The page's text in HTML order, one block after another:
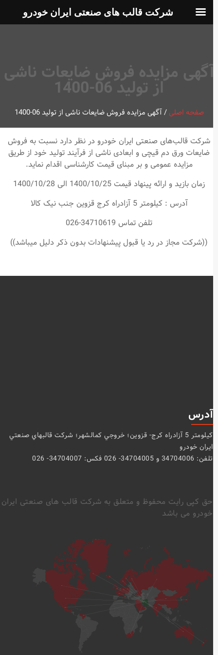
مزایده فروش ضایعات ناشی
از تولید 06-1400
صفحه اصلی/آگهی مزایده فروش ضایعات ناشی از تولید 06-1400
شرکت قالب‌های صنعتی ایران خودرو در نظر دارد نسبت به فروش
ضایعات ورق دم قیچی و ابعادی ناشی از فرآیند تولید خود از طریق
مزایده عمومی و بر مبنای قیمت کارشناسی اقدام نماید.
زمان بازید و ارائه پینهاد قیمت 1400/10/25 الی 1400/10/28
آدرس : کیلومتر 5 آزادراه کرج قزوین جنب نیک کالا
تلفن تماس 34710619-026
((شرکت مجاز در رد یا قبول پیشنهادات بدون ذکر دلیل میباشد))
آدرس
كيلومتر 5 آزادراه كرج- قزوين؛ خروجي كمالشهر؛ شركت قالبهاي صنعتي
ايران خودرو
تلفن: 34704006 و 34704005- 026 فکس: 34704007- 026
حق کپی رایت محفوظ و متعلق به شرکت قالب های صنعتی ایران
خودرو می باشد
شرکت قالب های صنعتی ایران خودرو